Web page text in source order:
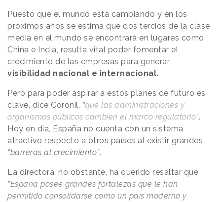
Puesto que el mundo está cambiando y en los
próximos años se estima que dos tercios de la clase
media en el mundo se encontrará en lugares como
China e India, resulta vital poder fomentar el
crecimiento de las empresas para generar
visibilidad nacional e internacional.
Pero para poder aspirar a estos planes de futuro es
clave, dice Coronil,
“que las administraciones y
organismos públicos cambien el marco regulatorio”.
Hoy en día, España no cuenta con un sistema
atractivo respecto a otros países al existir grandes
“barreras al crecimiento”.
La directora, no obstante, ha querido resaltar que
“España posee grandes fortalezas que le han
permitido consolidarse como un país moderno y